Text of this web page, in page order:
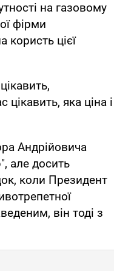
на газовому
фірми
користь цієї
яка ціна і
Андрійовича
але досить
коли Президент
він тоді з